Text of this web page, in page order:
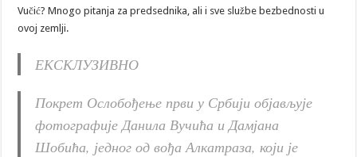
Vučić? Mnogo pitanja za predsednika, ali i sve službe bezbednosti u
ovoj zemlji.
ЕКСКЛУЗИВНО
Покрет Ослобођење први у Србији објављује
фотографије Данила Вучића и Дамјана
Шобића, једног од вођа Алкатраза, који је